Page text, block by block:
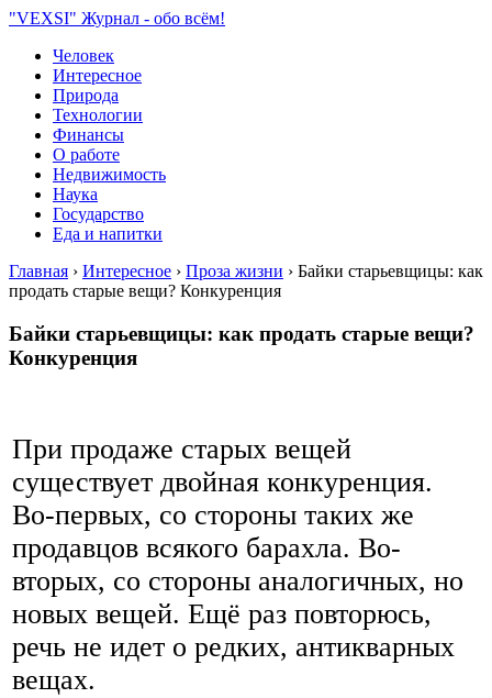
"VEXSI" Журнал - обо всём!
Человек
Интересное
Природа
Технологии
Финансы
О работе
Недвижимость
Наука
Государство
Еда и напитки
Главная › Интересное › Проза жизни › Байки старьевщицы: как
продать старые вещи? Конкуренция
Байки старьевщицы: как продать старые вещи?
Конкуренция
При продаже старых вещей
существует двойная конкуренция.
Во-первых, со стороны таких же
продавцов всякого барахла. Во-
вторых, со стороны аналогичных, но
новых вещей. Ещё раз повторюсь,
речь не идет о редких, антикварных
вещах.